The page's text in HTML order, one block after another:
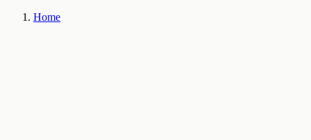
Home